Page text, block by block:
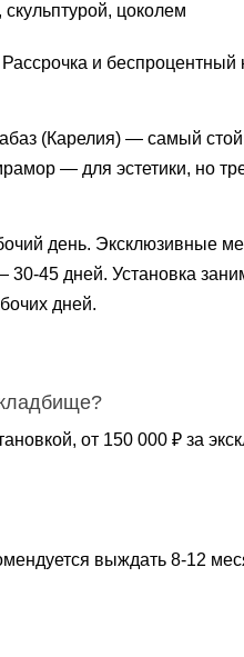
цоколем
и беспроцентный
(Карелия) — самый
— для эстетики, но
день. Эксклюзивные
45 дней. Установка
дней.
от 150 000 ₽ за
выждать 8-12